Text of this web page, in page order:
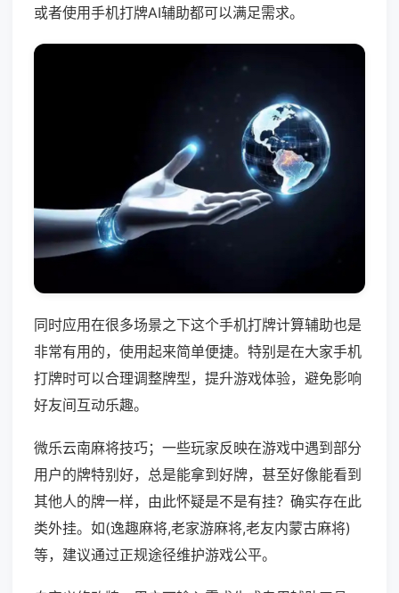
或者使用手机打牌AI辅助都可以满足需求。
同时应用在很多场景之下这个手机打牌计算辅助也是
非常有用的，使用起来简单便捷。特别是在大家手机
打牌时可以合理调整牌型，提升游戏体验，避免影响
好友间互动乐趣。
微乐云南麻将技巧；一些玩家反映在游戏中遇到部分
用户的牌特别好，总是能拿到好牌，甚至好像能看到
其他人的牌一样，由此怀疑是不是有挂？确实存在此
类外挂。如(逸趣麻将,老家游麻将,老友内蒙古麻将)
等，建议通过正规途径维护游戏公平。